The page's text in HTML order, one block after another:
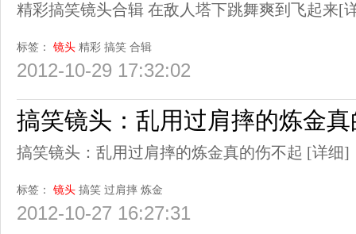
精彩搞笑镜头合辑 在敌人塔下跳舞爽到飞起来[
标签： 镜头 精彩 搞笑 合辑
2012-10-29 17:32:02
搞笑镜头：乱用过肩摔的炼金
搞笑镜头：乱用过肩摔的炼金真的伤不起 [详细]
标签： 镜头 搞笑 过肩摔 炼金
2012-10-27 16:27:31